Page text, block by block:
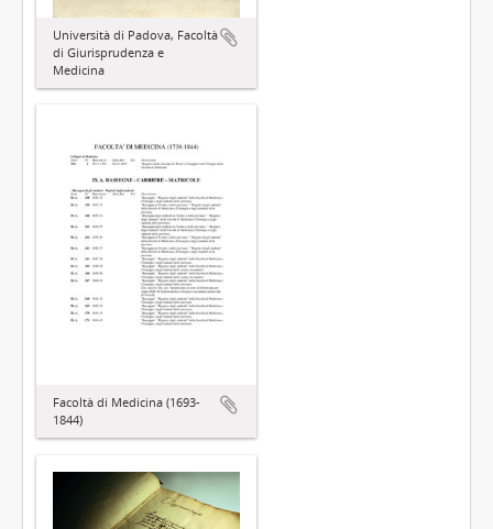
Università di Padova, Facoltà
di Giurisprudenza e
Medicina
Facoltà di Medicina (1693-
1844)